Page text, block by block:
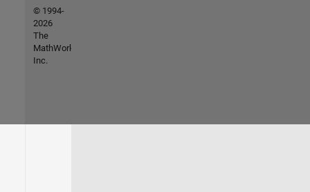
© 1994-
2026
The
MathWorks,
Inc.